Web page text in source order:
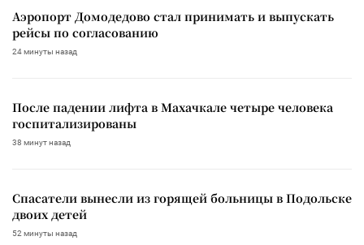
Аэропорт Домодедово стал принимать и выпускать
рейсы по согласованию
24 минуты назад
После падении лифта в Махачкале четыре человека
госпитализированы
38 минут назад
Спасатели вынесли из горящей больницы в Подольске
двоих детей
52 минуты назад